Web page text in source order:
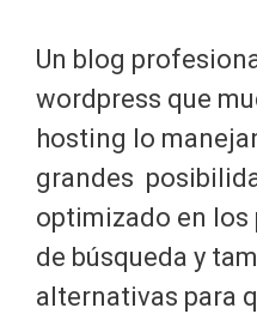
Un blog
wordpress que
hosting lo
grandes
optimizado en
de búsqueda y
alternativas para